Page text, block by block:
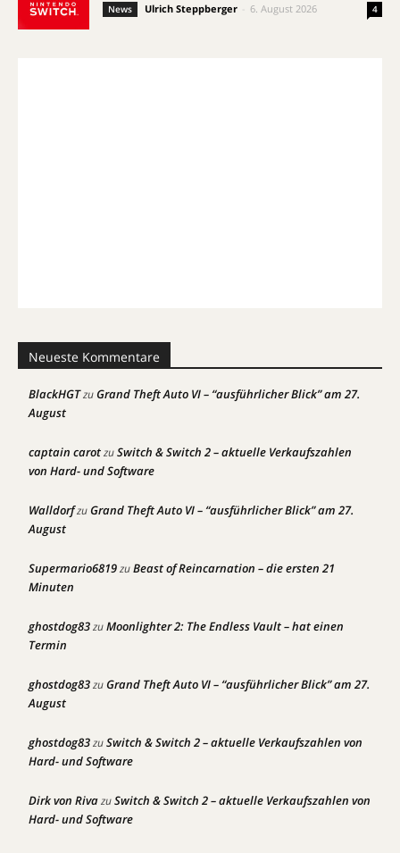
News Ulrich Steppberger 6. August 2026 4
Neueste Kommentare
BlackHGTzuGrand Theft Auto VI – “ausführlicher Blick” am 27.
August
captain carotzuSwitch & Switch 2 – aktuelle Verkaufszahlen
von Hard- und Software
WalldorfzuGrand Theft Auto VI – “ausführlicher Blick” am 27.
August
Supermario6819zuBeast of Reincarnation – die ersten 21
Minuten
ghostdog83zuMoonlighter 2: The Endless Vault – hat einen
Termin
ghostdog83zuGrand Theft Auto VI – “ausführlicher Blick” am 27.
August
ghostdog83zuSwitch & Switch 2 – aktuelle Verkaufszahlen von
Hard- und Software
Dirk von RivazuSwitch & Switch 2 – aktuelle Verkaufszahlen von
Hard- und Software